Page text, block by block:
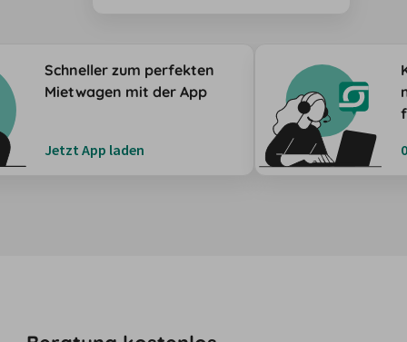
Schneller zum perfekten
Mietwagen mit der App
Jetzt App laden